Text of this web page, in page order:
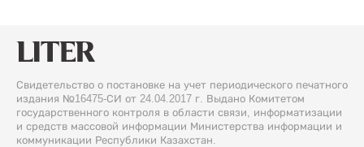
Свидетельство о постановке на учет периодического печатного
издания №16475-СИ от 24.04.2017 г. Выдано Комитетом
государственного контроля в области связи, информатизации
и средств массовой информации Министерства информации и
коммуникации Республики Казахстан.